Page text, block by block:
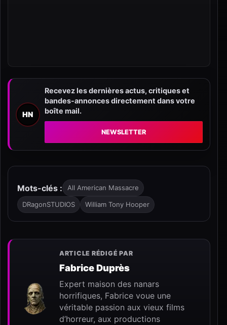
HN
Recevez les dernières actus, critiques et
bandes-annonces directement dans votre
boîte mail.
NEWSLETTER
Mots-clés : All American Massacre
DRagonSTUDIOS William Tony Hooper
ARTICLE RÉDIGÉ PAR
Fabrice Duprès
Expert maison des nanars
horrifiques, Fabrice voue une
véritable passion aux vieux films
d’horreur, aux productions